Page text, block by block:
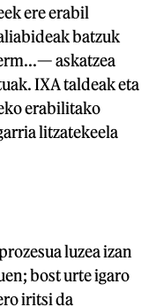
ere erabil
batzuk
askatzea
IXA taldeak eta
erabilitako
litzatekeela
luzea izan
bost urte igaro
iritsi da